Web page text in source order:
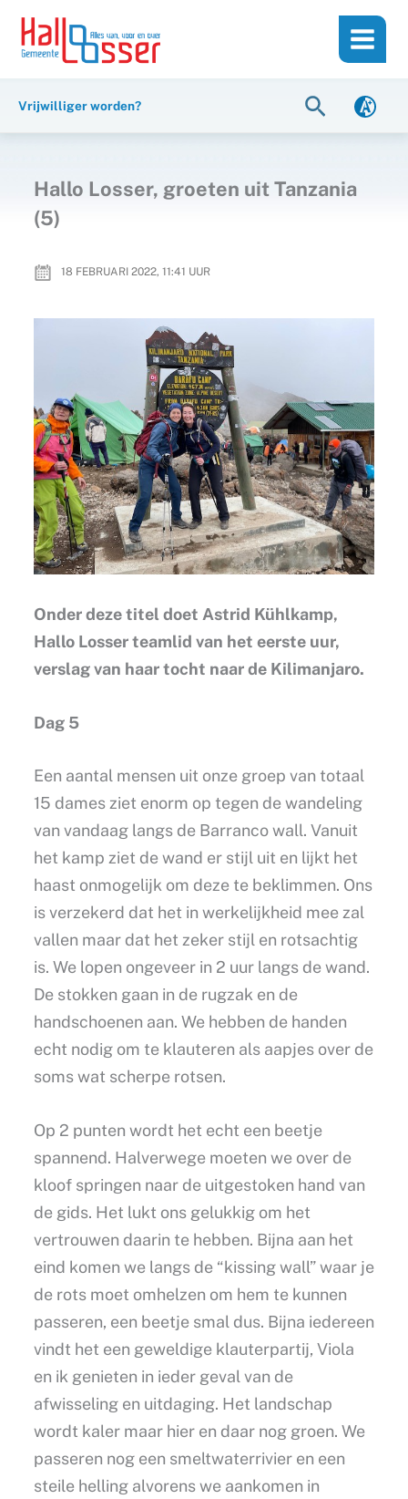
inhoud
naar
Vrijwilliger worden? Zoeken
Hallo Losser, groeten uit Tanzania
(5)
18 FEBRUARI 2022, 11:41 UUR
Onder deze titel doet Astrid Kühlkamp,
Hallo Losser teamlid van het eerste uur,
verslag van haar tocht naar de Kilimanjaro.
Dag 5
Een aantal mensen uit onze groep van totaal
15 dames ziet enorm op tegen de wandeling
van vandaag langs de Barranco wall. Vanuit
het kamp ziet de wand er stijl uit en lijkt het
haast onmogelijk om deze te beklimmen. Ons
is verzekerd dat het in werkelijkheid mee zal
vallen maar dat het zeker stijl en rotsachtig
is. We lopen ongeveer in 2 uur langs de wand.
De stokken gaan in de rugzak en de
handschoenen aan. We hebben de handen
echt nodig om te klauteren als aapjes over de
soms wat scherpe rotsen.
Op 2 punten wordt het echt een beetje
spannend. Halverwege moeten we over de
kloof springen naar de uitgestoken hand van
de gids. Het lukt ons gelukkig om het
vertrouwen daarin te hebben. Bijna aan het
eind komen we langs de “kissing wall” waar je
de rots moet omhelzen om hem te kunnen
passeren, een beetje smal dus. Bijna iedereen
vindt het een geweldige klauterpartij, Viola
en ik genieten in ieder geval van de
afwisseling en uitdaging. Het landschap
wordt kaler maar hier en daar nog groen. We
passeren nog een smeltwaterrivier en een
steile helling alvorens we aankomen in